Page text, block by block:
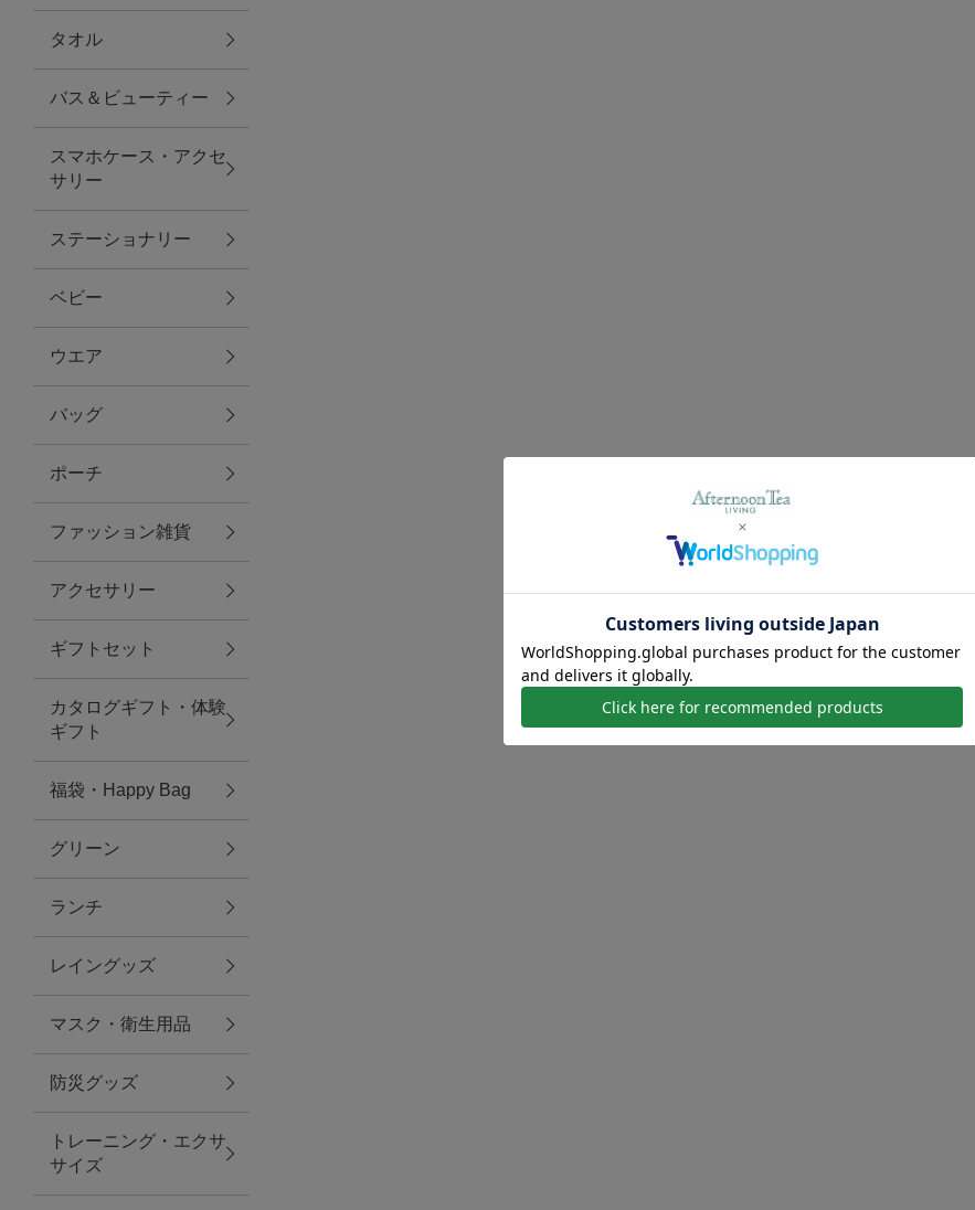
キッチン・ダイニング
ダイニング
キッチン
ファブリック
グリーン
バス＆ビューティー
バス＆ビューティー
タオル
ウエア＆バッグ
ウエア
レイングッズ
アクセサリー
ファッション雑貨
ファッショングッズ
スマホケース・アクセサリー
ポーチ
ステーショナリー
タオル
バス＆ビューティー
スマホケース・アクセ
サリー
ステーショナリー
ベビー
ウエア
バッグ
ポーチ
ファッション雑貨
アクセサリー
ギフトセット
カタログギフト・体験
ギフト
福袋・Happy Bag
グリーン
ランチ
レイングッズ
マスク・衛生用品
防災グッズ
トレーニング・エクサ
サイズ